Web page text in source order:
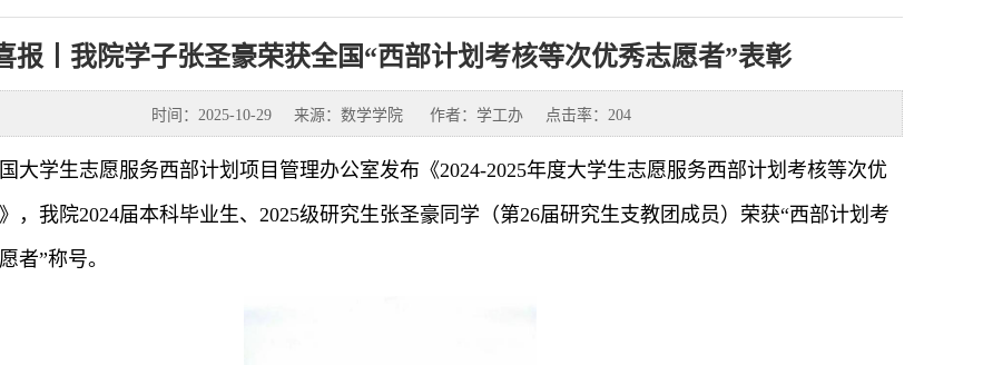
报丨我院学子张圣豪荣获全国“西部计划考核等次优秀志愿者”表彰
时间：2025-10-29 来源：数学学院 作者：学工办 点击率： 204
大学生志愿服务西部计划项目管理办公室发布《2024-2025年度大学生志愿服务西部计划考核等次优
，我院2024届本科毕业生、2025级研究生张圣豪同学（第26届研究生支教团成员）荣获“西部计划考
者”称号。